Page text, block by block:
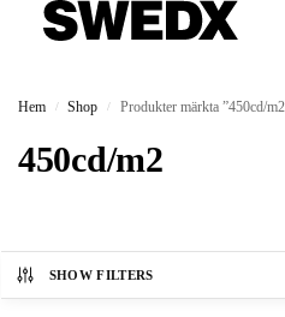
Hem / Shop / Produkter märkta ”450cd/
450cd/m2
SHOW FILTERS